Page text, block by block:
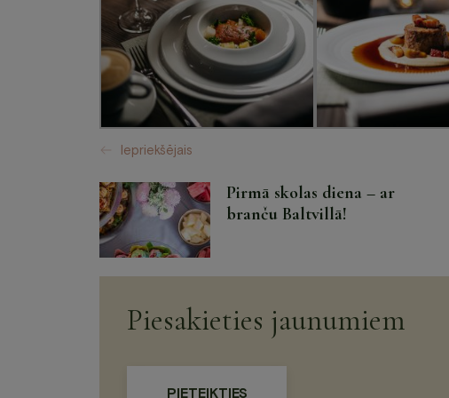
Iepriekšējais
Pirmā skolas diena – ar
branču Baltvillā!
Piesakieties jaunumiem